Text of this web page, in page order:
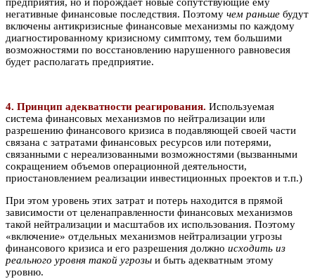
предприятия, но и порождает новые сопутствующие ему
негативные финансовые последствия. Поэтому чем раньше будут
включены антикризисные финансовые механизмы по каждому
диагностированному кризисному симптому, тем большими
возможностями по восстановлению нарушенного равновесия
будет располагать предприятие.
4. Принцип адекватности реагирования. Используемая
система финансовых механизмов по нейтрализации или
разрешению финансового кризиса в подавляющей своей части
связана с затратами финансовых ресурсов или потерями,
связанными с нереализованными возможностями (вызванными
сокращением объемов операционной деятельности,
приостановлением реализации инвестиционных проектов и т.п.)
При этом уровень этих затрат и потерь находится в прямой
зависимости от целенаправленности финансовых механизмов
такой нейтрализации и масштабов их использования. Поэтому
«включение» отдельных механизмов нейтрализации угрозы
финансового кризиса и его разрешения должно исходить из
реального уровня такой угрозы и быть адекватным этому
уровню.